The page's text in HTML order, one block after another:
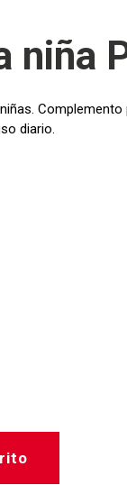
niña
diario.